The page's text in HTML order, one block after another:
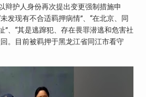
辩护人身份再次提出变更强制措施申
发现有不合适羁押病情”、“在北京、同
”、“其是逃蹿犯、存在畏罪潜逃和危害社
。目前被羁押于黑龙江省同江市看守